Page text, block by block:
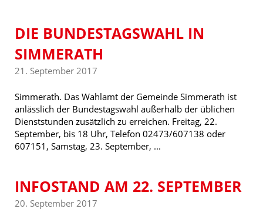
DIE BUNDESTAGSWAHL IN
SIMMERATH
21. September 2017
Simmerath. Das Wahlamt der Gemeinde Simmerath ist
anlässlich der Bundestagswahl außerhalb der üblichen
Dienststunden zusätzlich zu erreichen. Freitag, 22.
September, bis 18 Uhr, Telefon 02473/607138 oder
607151, Samstag, 23. September, ...
INFOSTAND AM 22. SEPTEMBER
20. September 2017